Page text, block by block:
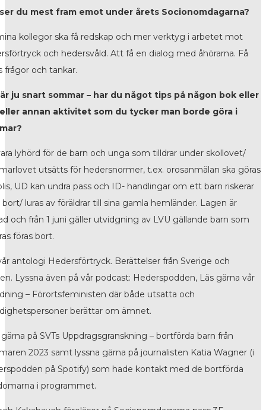
du mest fram emot under årets Socionomdagarna?
kollegor ska få redskap och mer verktyg i arbetet mot
och hedersvåld. Att få en dialog med åhörarna. Få
frågor och tankar.
ju snart sommar – har du något tips på någon bok eller
annan aktivitet som du tycker man borde göra i
lyhörd för de barn och unga som tilldrar under skollovet/
utsätts för hedersnormer, t.ex. orosanmälan ska göras
UD kan undra pass och ID- handlingar om ett barn riskerar
bort/ luras av föräldrar till sina gamla hemländer. Lagen är
och från 1 juni gäller utvidgning av LVU gällande barn som
föras bort.
antologi Hedersförtryck. Berättelser från Sverige och
Lyssna även på vår podcast: Hederspodden, Läs gärna vår
– Förortsfeministen där både utsatta och
berättar om ämnet.
på SVTs Uppdragsgranskning – bortförda barn från
2023 samt lyssna gärna på journalisten Katia Wagner (i
på Spotify) som hade kontakt med de bortförda
i programmet.